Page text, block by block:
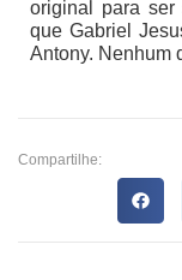
original para ser
que Gabriel
Antony. Nenhum
Compartilhe: